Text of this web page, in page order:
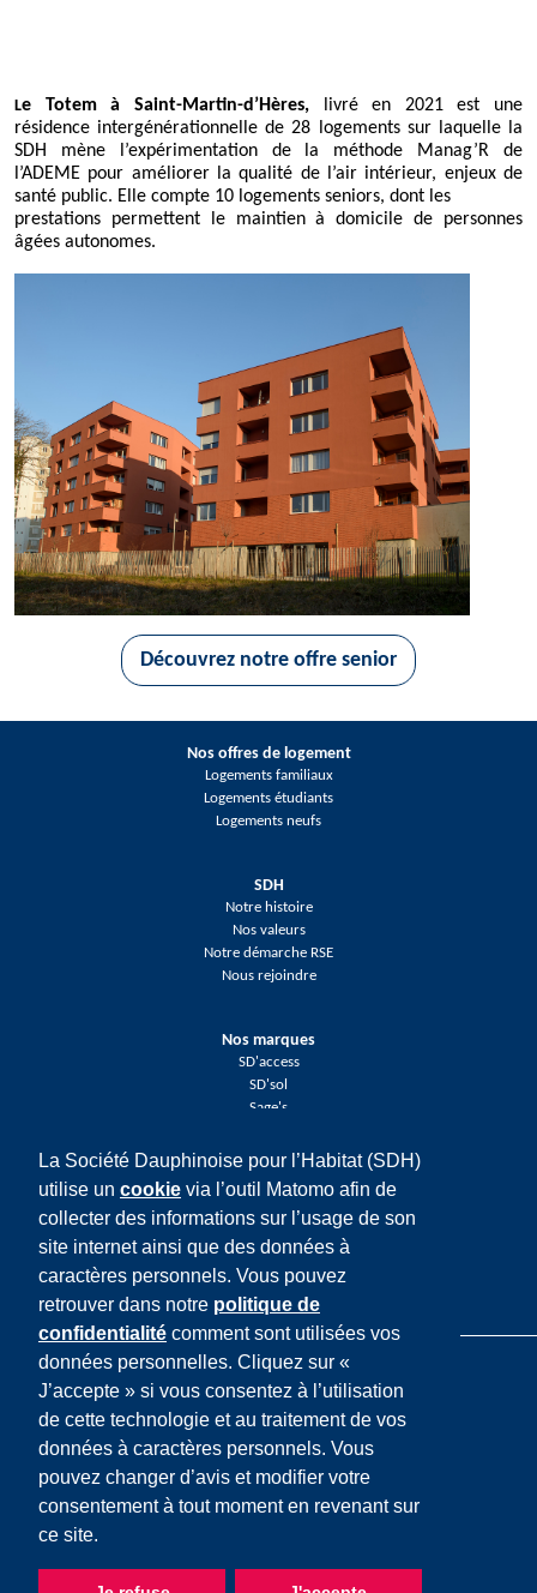
La Société Dauphinoise pour l’Habitat (SDH)
utilise un cookie via l’outil Matomo afin de
collecter des informations sur l’usage de son
site internet ainsi que des données à
caractères personnels. Vous pouvez
retrouver dans notre politique de
confidentialité comment sont utilisées vos
données personnelles. Cliquez sur «
J’accepte » si vous consentez à l’utilisation
de cette technologie et au traitement de vos
données à caractères personnels. Vous
pouvez changer d’avis et modifier votre
consentement à tout moment en revenant sur
ce site.
Le Totem à Saint-Martin-d’Hères, livré en 2021est une
résidence intergénérationnelle de 28 logements sur laquelle la
SDH mène l’expérimentation de la méthode Manag’R de
l’ADEME pour améliorer la qualité de l’air intérieur, enjeux de
santé public. Elle compte 10 logements seniors, dont les
prestations permettent le maintien à domicile de personnes
âgées autonomes.
Découvrez notre offre senior
Nos offres de logement
Logements familiaux
Logements étudiants
Logements neufs
SDH
Notre histoire
Nos valeurs
Notre démarche RSE
Nous rejoindre
Nos marques
SD'access
SD'sol
Sage's
Réseaux sociaux
Facebook
Twitter
LinkedIn
Instagram
Cookies
Données personnelles